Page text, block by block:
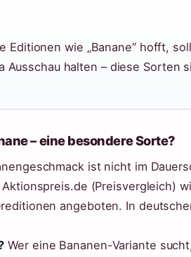
Editionen wie „Banane” hofft,
Ausschau halten – diese Sorten
– eine besondere Sorte?
ist nicht im
(Preisvergleich)
angeboten. In
Wer eine Bananen-Variante